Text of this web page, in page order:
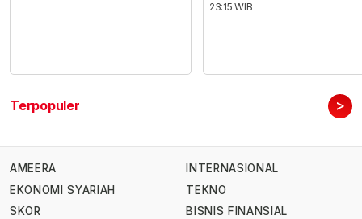
23:15 WIB
Terpopuler >
AMEERA
EKONOMI SYARIAH
SKOR
INTERNASIONAL
TEKNO
BISNIS FINANSIAL